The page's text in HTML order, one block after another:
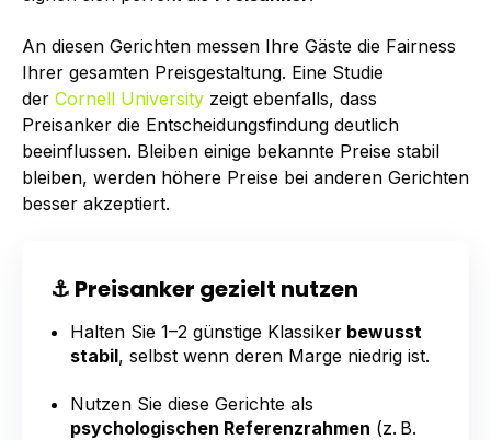
An diesen Gerichten messen Ihre Gäste die Fairness
Ihrer gesamten Preisgestaltung. Eine Studie
der Cornell University zeigt ebenfalls, dass
Preisanker die Entscheidungsfindung deutlich
beeinflussen. Bleiben einige bekannte Preise stabil
bleiben, werden höhere Preise bei anderen Gerichten
besser akzeptiert.
⚓ Preisanker gezielt nutzen
Halten Sie 1–2 günstige Klassikerbewusst
stabil, selbst wenn deren Marge niedrig ist.
Nutzen Sie diese Gerichte als
psychologischen Referenzrahmen (z. B.